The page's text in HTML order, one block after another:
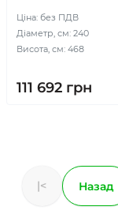
Ціна: без ПДВ
Діаметр, см: 240
Висота, см: 468
111 692 грн
|< Назад